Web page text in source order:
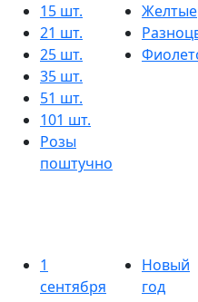
15 шт.
21 шт.
25 шт.
35 шт.
51 шт.
101 шт.
Розы
поштучно
Желтые
1
сентября
Новый
год